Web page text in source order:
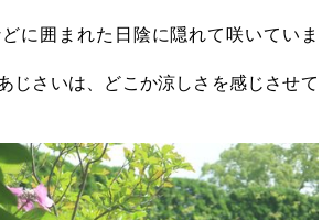
に囲まれた日陰に隠れて咲いていま
じさいは、どこか涼しさを感じさせて